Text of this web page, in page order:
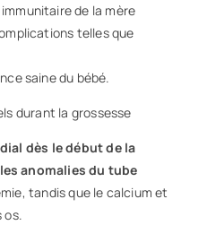
de la mère
telles que
saine du bébé.
durant la grossesse
dès le début de la
anomalies du tube
tandis que le calcium et
os.